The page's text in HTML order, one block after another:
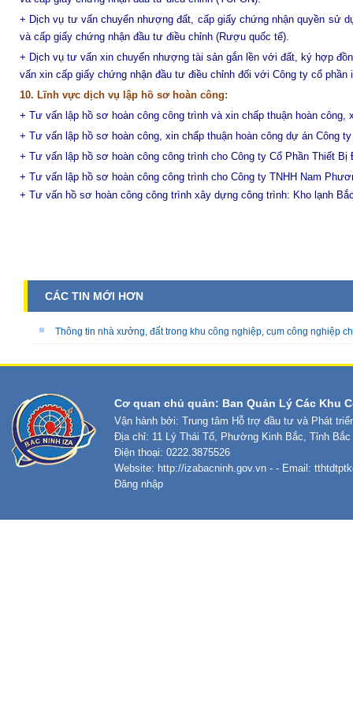
+ Dịch vụ tư vấn chuyển nhượng đất, cấp giấy chứng nhận quyền sử
và cấp giấy chứng nhận đầu tư điều chỉnh (Rượu quốc tế).
+ Dịch vụ tư vấn xin chuyển nhượng tài sản gắn lền với đất, ký hợp
vấn xin cấp giấy chứng nhận đầu tư điều chỉnh đối với Công ty cổ
10. Lĩnh vực dịch vụ lập hồ sơ hoàn công:
+ Tư vấn lập hồ sơ hoàn công công trình và xin chấp thuận hoàn công,
+ Tư vấn lập hồ sơ hoàn công, xin chấp thuận hoàn công dự án Công
+ Tư vấn lập hồ sơ hoàn công công trình cho Công ty Cổ Phần Thiết
+ Tư vấn lập hồ sơ hoàn công công trình cho Công ty TNHH Nam
+ Tư vấn hồ sơ hoàn công công trình xây dựng công trình: Kho lạnh
CÁC TIN MỚI HƠN
Thông tin nhà xưởng, đất trong khu công nghiệp, cụm công nghiệp
Cơ quan chủ quản: Ban Quản Lý Các Khu
Vận hành bởi: Trung tâm Hỗ trợ đầu tư và Phát
Địa chỉ: 11 Lý Thái Tổ, Phường Kinh Bắc, Tỉnh Bắc
Điện thoại: 0222.3875526
Website: http://izabacninh.gov.vn - - Email:
Đăng nhập